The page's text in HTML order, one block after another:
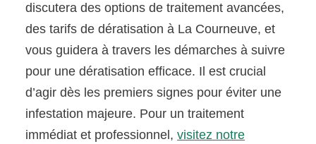
discutera des options de traitement avancées,
des tarifs de dératisation à La Courneuve, et
vous guidera à travers les démarches à suivre
pour une dératisation efficace. Il est crucial
d’agir dès les premiers signes pour éviter une
infestation majeure. Pour un traitement
immédiat et professionnel,visitez notre